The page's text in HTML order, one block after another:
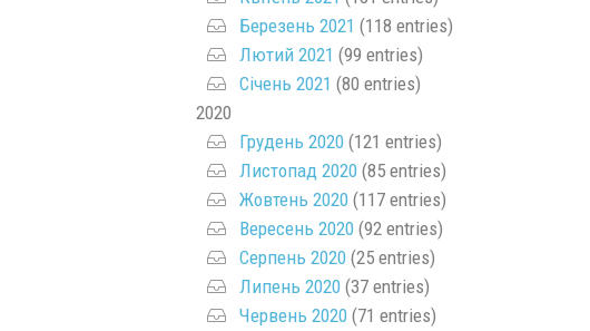
Березень 2021 (118 entries)
Лютий 2021 (99 entries)
Січень 2021 (80 entries)
2020
Грудень 2020(121 entries)
Листопад 2020(85 entries)
Жовтень 2020(117 entries)
Вересень 2020(92 entries)
Серпень 2020(25 entries)
Липень 2020(37 entries)
Червень 2020(71 entries)